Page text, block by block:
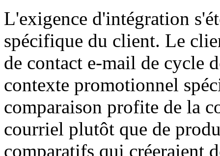
L'exigence d'intégration
spécifique du client. Le
de contact e-mail de cycle
contexte promotionnel
comparaison profite de la
courriel plutôt que de
comparatifs qui créeraient